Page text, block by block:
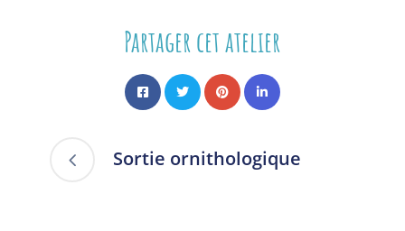
Partager cet atelier
Sortie ornithologique